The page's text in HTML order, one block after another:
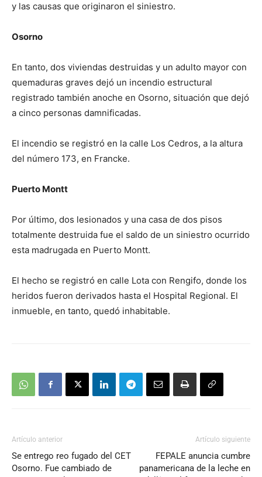
y las causas que originaron el siniestro.
Osorno
En tanto, dos viviendas destruidas y un adulto mayor con
quemaduras graves dejó un incendio estructural
registrado también anoche en Osorno, situación que dejó
a cinco personas damnificadas.
El incendio se registró en la calle Los Cedros, a la altura
del número 173, en Francke.
Puerto Montt
Por último, dos lesionados y una casa de dos pisos
totalmente destruida fue el saldo de un siniestro ocurrido
esta madrugada en Puerto Montt.
El hecho se registró en calle Lota con Rengifo, donde los
heridos fueron derivados hasta el Hospital Regional. El
inmueble, en tanto, quedó inhabitable.
Artículo anterior
Se entrego reo fugado del CET
Osorno. Fue cambiado de
Artículo siguiente
FEPALE anuncia cumbre
panamericana de la leche en